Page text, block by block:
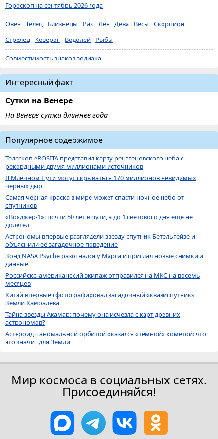
Гороскоп на сентябрь 2026 года
Овен Телец Близнецы Рак Лев Дева Весы
Скорпион
Стрелец
Козерог Водолей Рыбы
Совместимость знаков зодиака
Интересный факт
Сутки на Венере
На Венере сутки длиннее года
Популярное содержимое
Телескоп eROSITA представил карту рентгеновского неба с
рекордными двумя миллионами источников
В Млечном Пути могут скрываться 170 миллионов невидимых
черных дыр
Самая чёрная краска в мире может спасти ночное небо от
спутников
«Вояджер-1»: почти 50 лет в пути, а до 1 светового дня ещё не
долетел
Астрономы впервые разглядели звезду-спутник Бетельгейзе и
объяснили её загадочное поведение
Зонд NASA Psyche разогнался у Марса и прислал новые снимки и
данные
Российско-американский экипаж отправился на МКС на восемь
месяцев
Китай впервые сфотографировал загадочный «квазиспутник»
Земли Камоалева
Тайна звезды Акамар: почему она исчезла с карт древних
астрономов?
Астероид с аномальной орбитой оказался «темной» кометой: что
это значит для Земли
Мир космоса в социальных сетях.
Присоединяйся!